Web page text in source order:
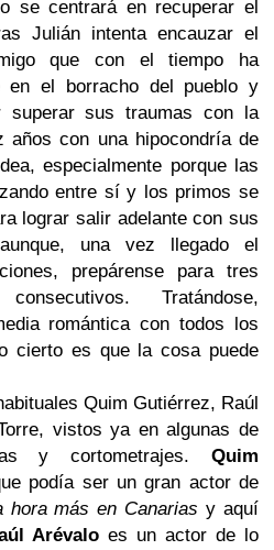
se centrará en recuperar el
Julián intenta encauzar el
que con el tiempo ha
en el borracho del pueblo y
superar sus traumas con la
años con una hipocondría de
especialmente porque las
entre sí y los primos se
lograr salir adelante con sus
una vez llegado el
prepárense para tres
Tratándose,
romántica con todos los
cierto es que la cosa puede
Quim Gutiérrez, Raúl
vistos ya en algunas de
y cortometrajes. Quim
podía ser un gran actor de
hora más en Canarias y aquí
Arévalo es un actor de lo